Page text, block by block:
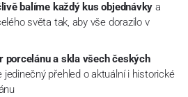
balíme každý kus objednávky a
světa tak, aby vše dorazilo v
porcelánu a skla všech českých
jedinečný přehled o aktuální i historické